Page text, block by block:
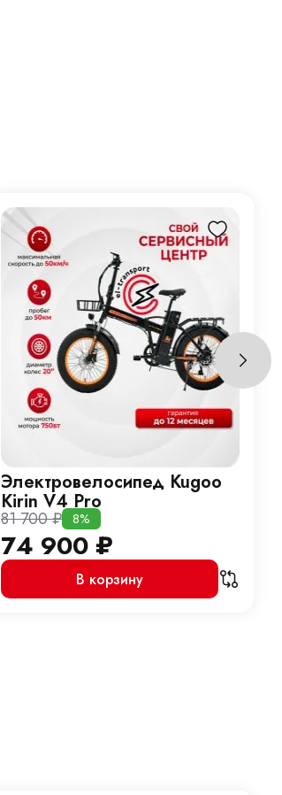
Электровелосипед Kugoo
Kirin V4 Pro
81 700₽ 8%
74 900₽
В корзину